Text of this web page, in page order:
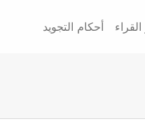
أحكام التجويد